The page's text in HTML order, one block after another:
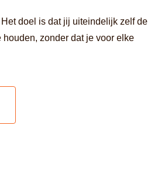
doel is dat jij uiteindelijk zelf de
zonder dat je voor elke